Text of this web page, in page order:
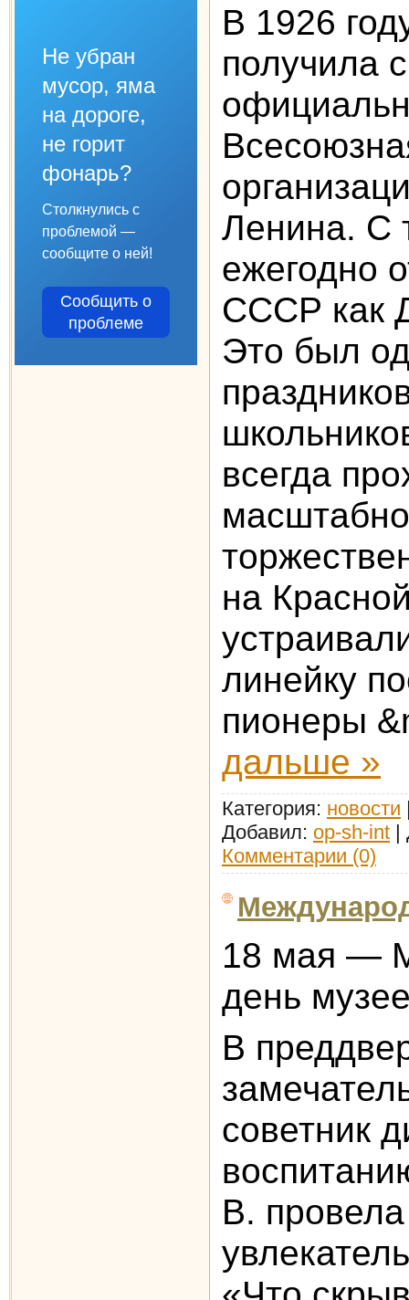
Не убран
мусор, яма
на дороге,
не горит
фонарь?
Столкнулись с
проблемой —
сообщите о ней!
Сообщить о
проблеме
В 1926
получила
Ленина. С
ежегодно
СССР как
Это был
всегда
на
линейку
пионеры
дальше »
Категория: новости
Добавил: op-sh-int
Комментарии (0)
18 мая —
день
В
советник
В.